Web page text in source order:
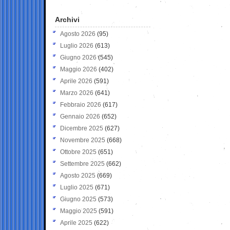
Archivi
Agosto 2026 (95)
Luglio 2026 (613)
Giugno 2026 (545)
Maggio 2026 (402)
Aprile 2026 (591)
Marzo 2026 (641)
Febbraio 2026 (617)
Gennaio 2026 (652)
Dicembre 2025 (627)
Novembre 2025 (668)
Ottobre 2025 (651)
Settembre 2025 (662)
Agosto 2025 (669)
Luglio 2025 (671)
Giugno 2025 (573)
Maggio 2025 (591)
Aprile 2025 (622)